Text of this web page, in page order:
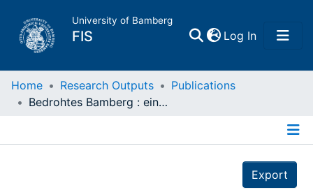
University of Bamberg
FIS Log In(current)
Home
Home Research Outputs
Publications
Bedrohtes Bamberg : ein ganzes Quartier soll abgerissen werden
Export